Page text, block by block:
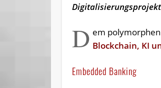
D em
Blockchain, KI
Embedded Banking